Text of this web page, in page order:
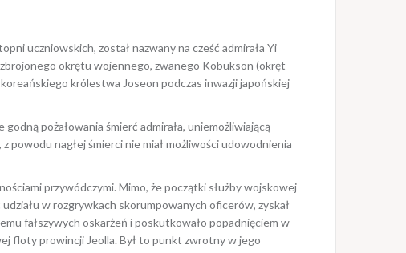
uczniowskich, został nazwany na cześć admirała Yi
okrętu wojennego, zwanego Kobukson (okręt-
królestwa Joseon podczas inwazji japońskiej
pożałowania śmierć admirała, uniemożliwiającą
powodu nagłej śmierci nie miał możliwości udowodnienia
przywódczymi. Mimo, że początki służby wojskowej
w rozgrywkach skorumpowanych oficerów, zyskał
fałszywych oskarżeń i poskutkowało popadnięciem w
floty prowincji Jeolla. Był to punkt zwrotny w jego